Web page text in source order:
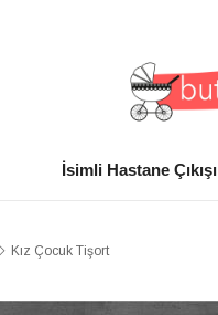
İsimli Hastane Çıkışı
Kız Çocuk Tişort